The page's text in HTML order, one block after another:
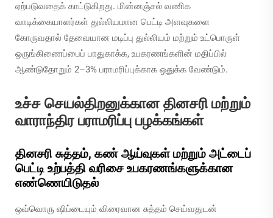
ஏற்படுவதைக் காட்டுகிறது. மின்னஞ்சல் வணிக
வாடிக்கையாளர்கள் துல்லியமான பெட்டி அளவுகளை
கோருவதால் தேவையான மடிப்பு துல்லியம் மற்றும் உட்பொருள்
ஒருங்கிணைப்பைப் பாதுகாக்க, உபகரணங்களின் மதிப்பில்
ஆண்டுதோறும் 2–3% பராமரிப்புக்காக ஒதுக்க வேண்டும்.
உச்ச செயல்திறனுக்கான தினசரி மற்றும்
வாராந்திர பராமரிப்பு பழக்கங்கள்
தினசரி சுத்தம், கண் ஆய்வுகள் மற்றும் அட்டைப்
பெட்டி உற்பத்தி வரிசை உபகரணங்களுக்கான
எண்ணெயிடுதல்
ஒவ்வொரு ஷிப்டையும் விரைவான சுத்தம் செய்வதுடன்